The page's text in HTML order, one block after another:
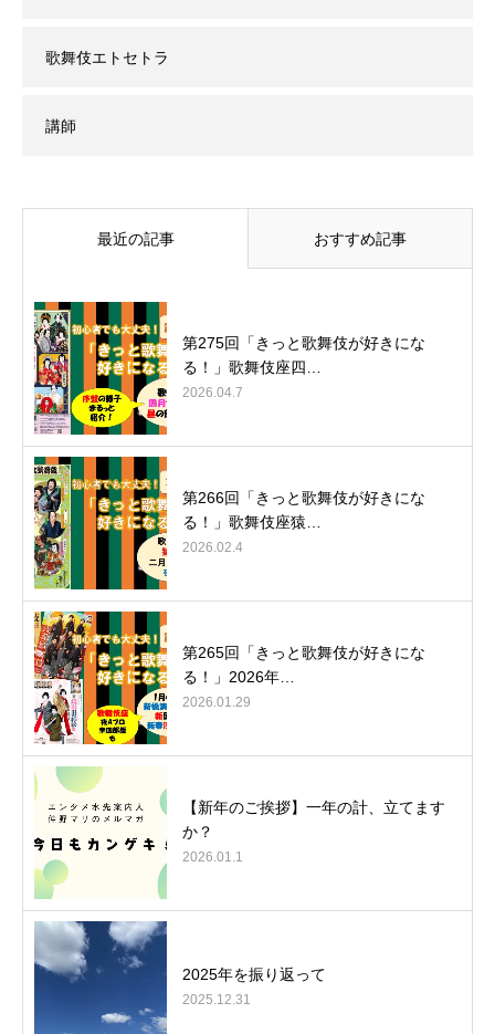
歌舞伎エトセトラ
講師
最近の記事 おすすめ記事
第275回「きっと歌舞伎が好きにな
る！」歌舞伎座四…
2026.04.7
第266回「きっと歌舞伎が好きにな
る！」歌舞伎座猿…
2026.02.4
第265回「きっと歌舞伎が好きにな
る！」2026年…
2026.01.29
【新年のご挨拶】一年の計、立てます
か？
2026.01.1
2025年を振り返って
2025.12.31